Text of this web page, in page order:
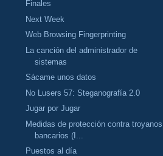
Finales
Next Week
Web Browsing Fingerprinting
La canción del administrador de
sistemas
Sácame unos datos
No Lusers 57: Steganografía 2.0
Jugar por Jugar
Medidas de protección contra troyanos
bancarios (I...
Puestos al día